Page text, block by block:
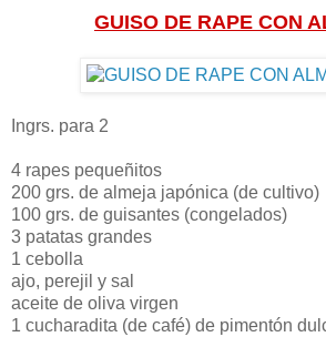
GUISO DE RAPE CON
Ingrs. para 2
4 rapes pequeñitos
200 grs. de almeja japónica (de cultivo)
100 grs. de guisantes (congelados)
3 patatas grandes
1 cebolla
ajo, perejil y sal
aceite de oliva virgen
1 cucharadita (de café) de pimentón